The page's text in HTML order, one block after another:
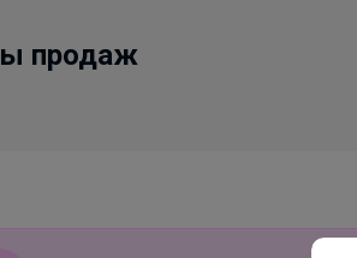
продаж